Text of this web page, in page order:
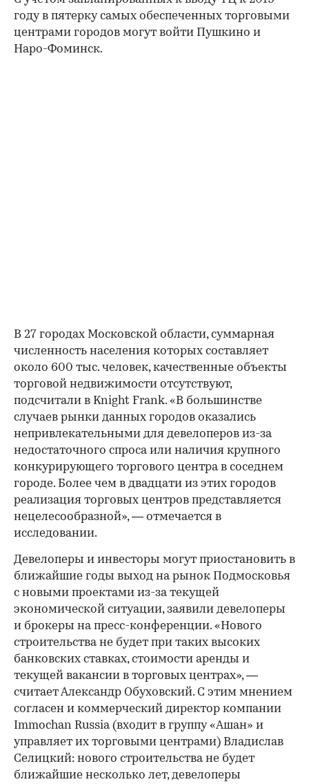
году в пятерку самых обеспеченных торговыми
центрами городов могут войти Пушкино и
Наро-Фоминск.
В 27 городах Московской области, суммарная
численность населения которых составляет
около 600 тыс. человек, качественные объекты
торговой недвижимости отсутствуют,
подсчитали в Knight Frank. «В большинстве
случаев рынки данных городов оказались
непривлекательными для девелоперов из-за
недостаточного спроса или наличия крупного
конкурирующего торгового центра в соседнем
городе. Более чем в двадцати из этих городов
реализация торговых центров представляется
нецелесообразной», — отмечается в
исследовании.
Девелоперы и инвесторы могут приостановить в
ближайшие годы выход на рынок Подмосковья
с новыми проектами из-за текущей
экономической ситуации, заявили девелоперы
и брокеры на пресс-конференции. «Нового
строительства не будет при таких высоких
банковских ставках, стоимости аренды и
текущей вакансии в торговых центрах», —
считает Александр Обуховский. С этим мнением
согласен и коммерческий директор компании
Immochan Russia (входит в группу «Ашан» и
управляет их торговыми центрами) Владислав
Селицкий: нового строительства не будет
ближайшие несколько лет, девелоперы